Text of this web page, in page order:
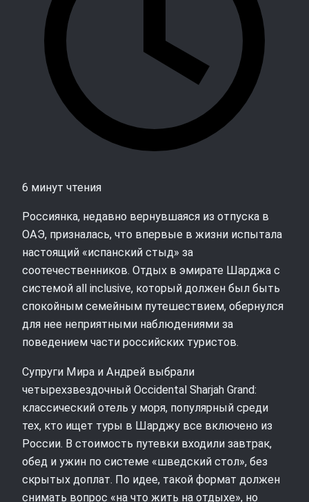
6 минут чтения
Россиянка, недавно вернувшаяся из отпуска в
ОАЭ, призналась, что впервые в жизни испытала
настоящий «испанский стыд» за
соотечественников. Отдых в эмирате Шарджа с
системой all inclusive, который должен был быть
спокойным семейным путешествием, обернулся
для нее неприятными наблюдениями за
поведением части российских туристов.
Супруги Мира и Андрей выбрали
четырехзвездочный Occidental Sharjah Grand:
классический отель у моря, популярный среди
тех, кто ищет туры в Шарджу все включено из
России. В стоимость путевки входили завтрак,
обед и ужин по системе «шведский стол», без
скрытых доплат. По идее, такой формат должен
снимать вопрос «на что жить на отдыхе», но